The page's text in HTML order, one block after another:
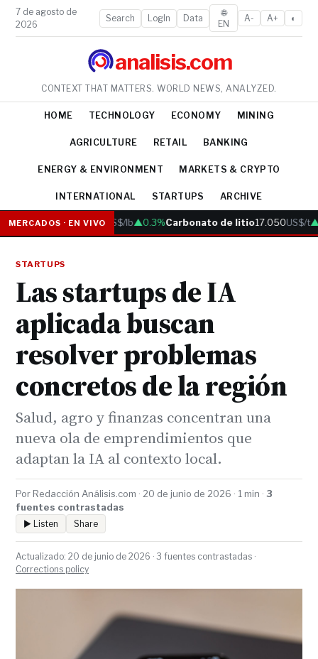
7 de agosto de
2026
Search LogIn Data
🌐
EN
A- A+ ◐
analisis.com
CONTEXT THAT MATTERS. WORLD NEWS, ANALYZED.
HOME TECHNOLOGY ECONOMY MINING
AGRICULTURE RETAIL BANKING
ENERGY & ENVIRONMENT MARKETS & CRYPTO
INTERNATIONAL STARTUPS ARCHIVE
MERCADOS · EN VIVO
Cobre6.05US$/lb▲0.3%Carbonato de litio17.050US$/t
STARTUPS
Las startups de IA
aplicada buscan
resolver problemas
concretos de la región
Salud, agro y finanzas concentran una
nueva ola de emprendimientos que
adaptan la IA al contexto local.
Por Redacción Análisis.com · 20 de junio de 2026 · 1 min · 3
fuentes contrastadas
▶ Listen Share
Actualizado: 20 de junio de 2026 · 3 fuentes contrastadas ·
Corrections policy